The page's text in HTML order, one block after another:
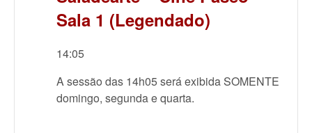
Sala 1 (Legendado)
14:05
A sessão das 14h05 será exibida SOMENTE
domingo, segunda e quarta.